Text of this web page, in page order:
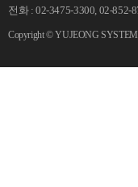
전화 : 02-3475-3300, 02-
Copyright © YUJEONG SYSTEM